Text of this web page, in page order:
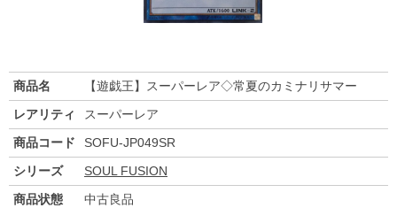
商品名
【遊戯王】スーパーレア◇常夏のカミナリサマー
レアリティ
スーパーレア
商品コード
SOFU-JP049SR
シリーズ
SOUL FUSION
商品状態
中古良品